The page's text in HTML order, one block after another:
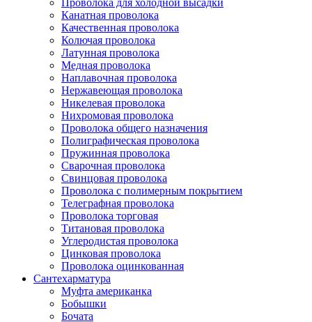
Проволока для холодной высадки
Канатная проволока
Качественная проволока
Колючая проволока
Латунная проволока
Медная проволока
Наплавочная проволока
Нержавеющая проволока
Никелевая проволока
Нихромовая проволока
Проволока общего назначения
Полиграфическая проволока
Пружинная проволока
Сварочная проволока
Свинцовая проволока
Проволока с полимерным покрытием
Телеграфная проволока
Проволока торговая
Титановая проволока
Углеродистая проволока
Цинковая проволока
Проволока оцинкованная
Сантехарматура
Муфта американка
Бобышки
Бочата